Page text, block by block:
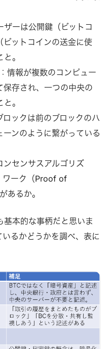
ーは公開鍵（ビットコ
ットコインの送金に使
。
情報が複数のコンピュー
保存され、一つの中央の
。
ックは前のブロックのハ
ンのように繋がっている
センサスアルゴリズ
ワーク（Proof of
あるか。
本的な事柄だと思いま
るかどうかを調べ、表に